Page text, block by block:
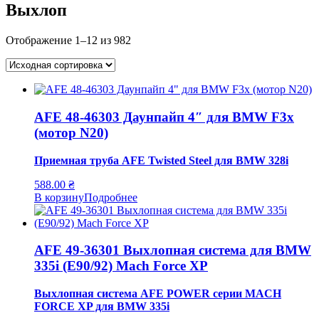
Выхлоп
Отображение 1–12 из 982
AFE 48-46303 Даунпайп 4″ для BMW F3x
(мотор N20)
Приемная труба AFE Twisted Steel для BMW 328i
588.00 ₴
В корзинуПодробнее
AFE 49-36301 Выхлопная система для BMW
335i (E90/92) Mach Force XP
Выхлопная система AFE POWER серии MACH
FORCE XP для BMW 335i